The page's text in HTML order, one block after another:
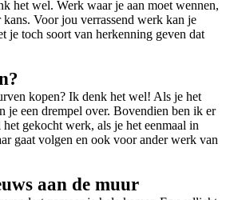
het wel. Werk waar je aan moet wennen,
Voor jou verrassend werk kan je
je toch soort van herkenning geven dat
kopen? Ik denk het wel! Als je het
je een drempel over. Bovendien ben ik er
gekocht werk, als je het eenmaal in
gaat volgen en ook voor ander werk van
aan de muur